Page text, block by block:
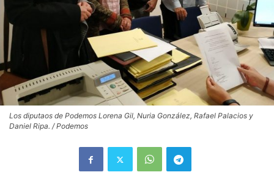
Los diputaos de Podemos Lorena Gil, Nuria González, Rafael Palacios y
Daniel Ripa. / Podemos